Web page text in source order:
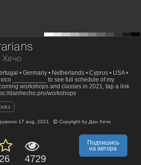
Хечо
• Germany • Netherlands • Cyprus • USA •
__________ to see full schedule of my
workshops and classes in 2021, tap a link
danhecho.pro/workshops
17 aug, 2021 Copyright by Дан Хечо
26 4729
Подпишись
на автора